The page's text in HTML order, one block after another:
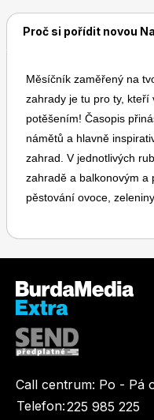
Burda Best of
Proč si pořídit novou
Měsíčník zaměřený na
zahrady je tu pro ty,
potěšením! Časopis
námětů a hlavně
zahrad. V jednotlivých
zahradě a balkonovým a
pěstování ovoce,
Call centrum: Po - Pá
Telefon:225 985 225